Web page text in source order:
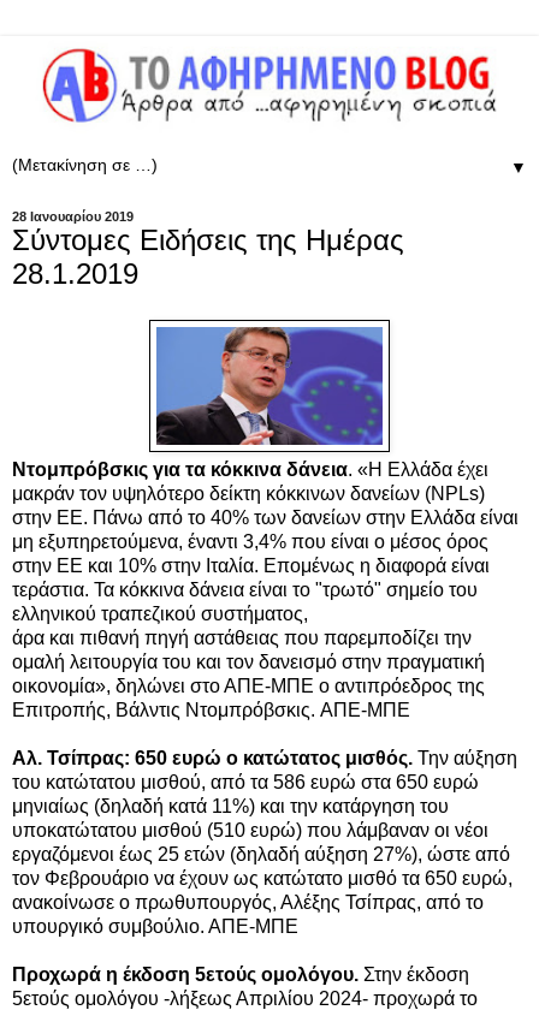
▼
28 Ιανουαρίου 2019
Σύντομες Ειδήσεις της Ημέρας
28.1.2019
Ντομπρόβσκις για τα κόκκινα δάνεια. «Η Ελλάδα έχει
μακράν τον υψηλότερο δείκτη κόκκινων δανείων (ΝPLs)
στην ΕΕ. Πάνω από το 40% των δανείων στην Ελλάδα είναι
μη εξυπηρετούμενα, έναντι 3,4% που είναι ο μέσος όρος
στην ΕΕ και 10% στην Ιταλία. Επομένως η διαφορά είναι
τεράστια. Τα κόκκινα δάνεια είναι το "τρωτό" σημείο του
ελληνικού τραπεζικού συστήματος,
άρα και πιθανή πηγή αστάθειας που παρεμποδίζει την
ομαλή λειτουργία του και τον δανεισμό στην πραγματική
οικονομία», δηλώνει στο ΑΠΕ-ΜΠΕ ο αντιπρόεδρος της
Επιτροπής, Βάλντις Ντομπρόβσκις. ΑΠΕ-ΜΠΕ
Αλ. Τσίπρας: 650 ευρώ ο κατώτατος μισθός. Την αύξηση
του κατώτατου μισθού, από τα 586 ευρώ στα 650 ευρώ
μηνιαίως (δηλαδή κατά 11%) και την κατάργηση του
υποκατώτατου μισθού (510 ευρώ) που λάμβαναν οι νέοι
εργαζόμενοι έως 25 ετών (δηλαδή αύξηση 27%), ώστε από
τον Φεβρουάριο να έχουν ως κατώτατο μισθό τα 650 ευρώ,
ανακοίνωσε ο πρωθυπουργός, Αλέξης Τσίπρας, από το
υπουργικό συμβούλιο. ΑΠΕ-ΜΠΕ
Προχωρά η έκδοση 5ετούς ομολόγου. Στην έκδοση
5ετούς ομολόγου -λήξεως Απριλίου 2024- προχωρά το